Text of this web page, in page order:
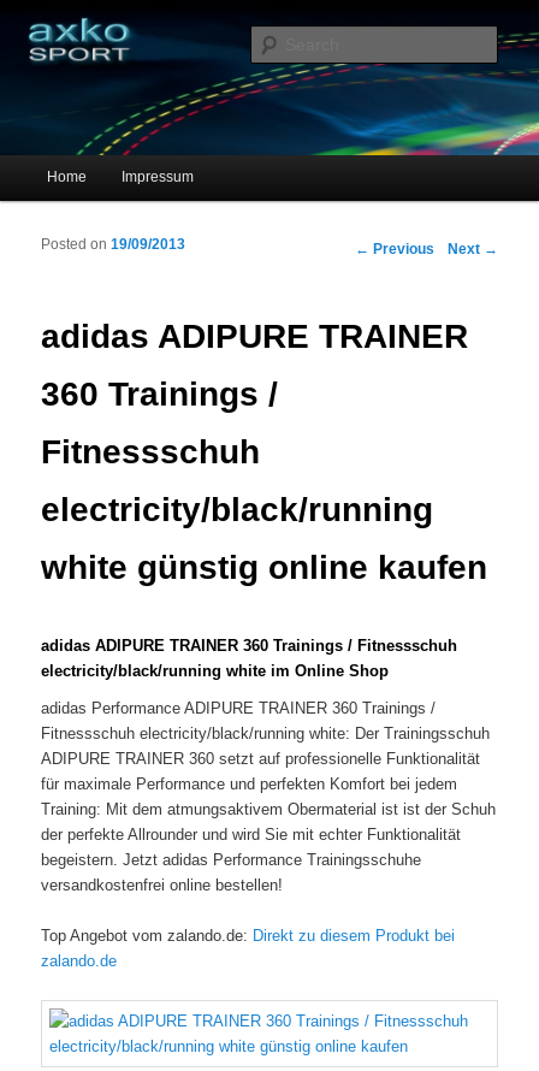
axko-sport – Sportschuhe online
Main menu
Skip to primary content
Skip to secondary content
Home Impressum
Post navigation
← Previous Next →
adidas ADIPURE TRAINER
360 Trainings /
Fitnessschuh
electricity/black/running
white günstig online kaufen
Posted on19/09/2013
adidas ADIPURE TRAINER 360 Trainings / Fitnessschuh
electricity/black/running white im Online Shop
adidas Performance ADIPURE TRAINER 360 Trainings /
Fitnessschuh electricity/black/running white: Der Trainingsschuh
ADIPURE TRAINER 360 setzt auf professionelle Funktionalität
für maximale Performance und perfekten Komfort bei jedem
Training: Mit dem atmungsaktivem Obermaterial ist ist der Schuh
der perfekte Allrounder und wird Sie mit echter Funktionalität
begeistern. Jetzt adidas Performance Trainingsschuhe
versandkostenfrei online bestellen!
Top Angebot vom zalando.de: Direkt zu diesem Produkt bei
zalando.de